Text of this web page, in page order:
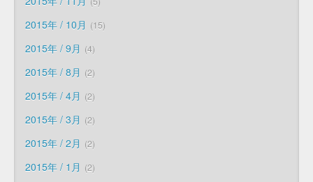
2015年 / 10月 15
2015年 / 9月 4
2015年 / 8月 2
2015年 / 4月 2
2015年 / 3月 2
2015年 / 2月 2
2015年 / 1月 2